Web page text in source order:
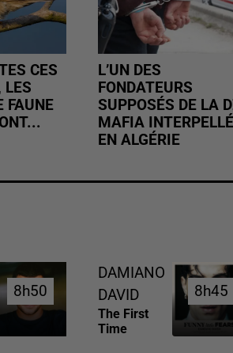
CES
LES
FAUNE
L’UN DES
FONDATEURS
SUPPOSÉS DE LA
MAFIA INTERPELLÉ
EN ALGÉRIE
8h50
8h50
DAMIANO
DAVID
The First
Time
8h45
8h45